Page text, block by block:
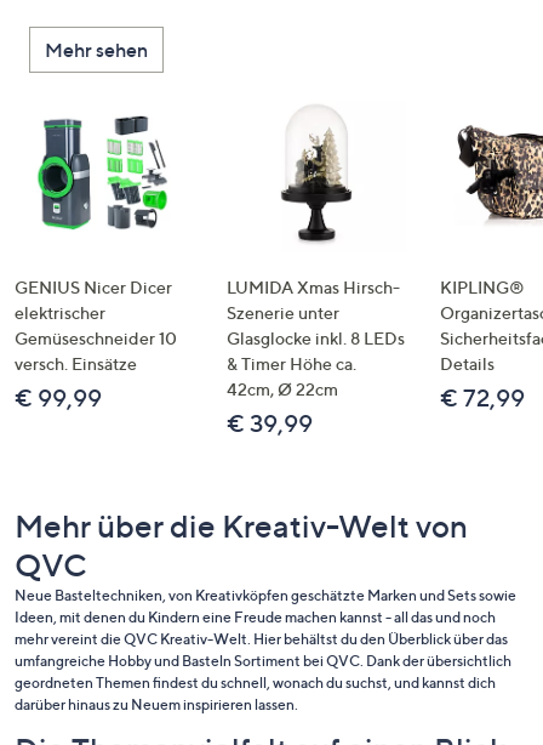
Mehr sehen
GENIUS Nicer Dicer
elektrischer
Gemüseschneider 10
versch. Einsätze
€ 99,99
LUMIDA Xmas Hirsch-
Szenerie unter
Glasglocke inkl. 8 LEDs
& Timer Höhe ca.
42cm, Ø 22cm
€ 39,99
KIPLING®
Details
€ 72,99
Mehr über die Kreativ-Welt von
QVC
Neue Basteltechniken, von Kreativköpfen geschätzte Marken und Sets sowie
Ideen, mit denen du Kindern eine Freude machen kannst - all das und noch
mehr vereint die QVC Kreativ-Welt. Hier behältst du den Überblick über das
umfangreiche Hobby und Basteln Sortiment bei QVC. Dank der übersichtlich
geordneten Themen findest du schnell, wonach du suchst, und kannst dich
darüber hinaus zu Neuem inspirieren lassen.